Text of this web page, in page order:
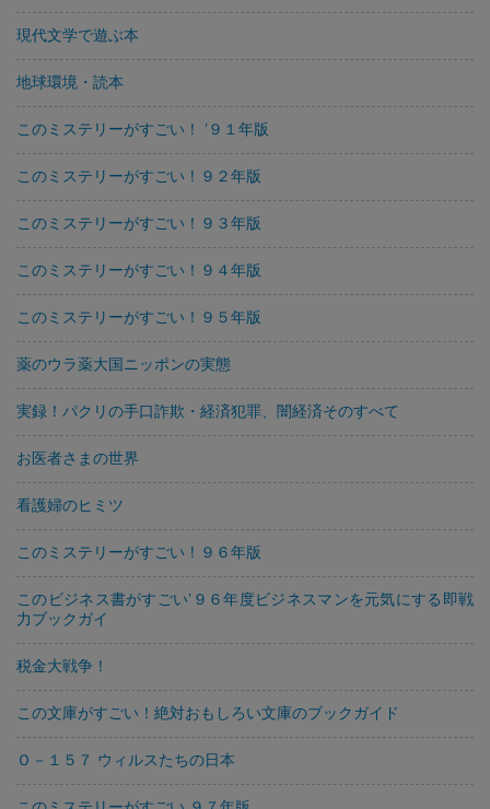
現代文学で遊ぶ本
地球環境・読本
このミステリーがすごい！ ’９１年版
このミステリーがすごい！９２年版
このミステリーがすごい！９３年版
このミステリーがすごい！９４年版
このミステリーがすごい！９５年版
薬のウラ薬大国ニッポンの実態
実録！パクリの手口詐欺・経済犯罪、闇経済そのすべて
お医者さまの世界
看護婦のヒミツ
このミステリーがすごい！９６年版
このビジネス書がすごい’９６年度ビジネスマンを元気にする即戦
力ブックガイ
税金大戦争！
この文庫がすごい！絶対おもしろい文庫のブックガイド
Ｏ－１５７ ウィルスたちの日本